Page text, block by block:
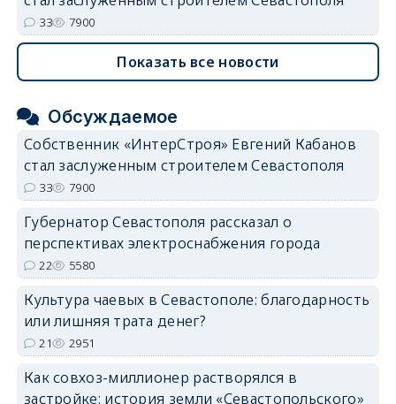
33 7900
Показать все новости
Обсуждаемое
Собственник «ИнтерСтроя» Евгений Кабанов
стал заслуженным строителем Севастополя
33 7900
Губернатор Севастополя рассказал о
перспективах электроснабжения города
22 5580
Культура чаевых в Севастополе: благодарность
или лишняя трата денег?
21 2951
Как совхоз-миллионер растворялся в
застройке: история земли «Севастопольского»